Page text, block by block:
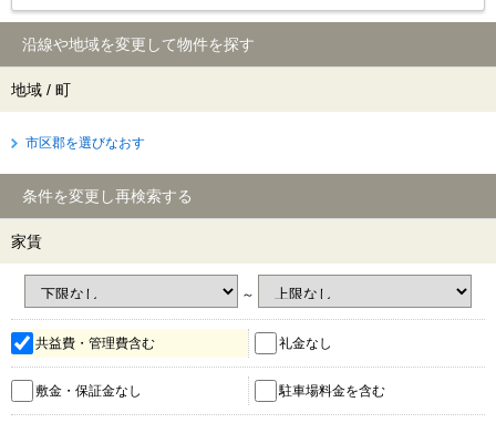
沿線や地域を変更して物件を探す
地域 / 町
市区郡を選びなおす
条件を変更し再検索する
家賃
～
共益費・管理費含む 礼金なし
敷金・保証金なし 駐車場料金を含む